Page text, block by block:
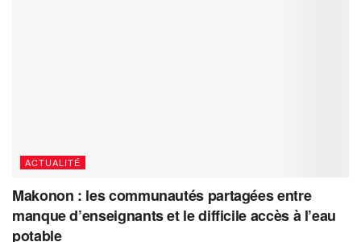
ACTUALITÉ
Makonon : les communautés partagées entre
manque d’enseignants et le difficile accès à l’eau
potable